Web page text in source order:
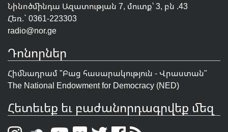
Նինոծմինդա Ազատության 7, մուտք՝ 3, բն .43
Հեռ.` 0361-223303
radio@nor.ge
Դոնորներ
Հիմնադրամ "Բաց հասարակություն - Վրաստան"
The National Endowment for Democracy (NED)
Հետեւեք եւ բաժանորդագրվեք մեզ